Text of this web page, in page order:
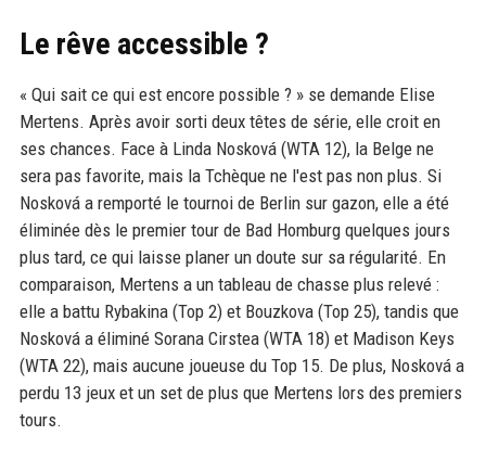
Le rêve accessible ?
« Qui sait ce qui est encore possible ? » se demande Elise
Mertens. Après avoir sorti deux têtes de série, elle croit en
ses chances. Face à Linda Nosková (WTA 12), la Belge ne
sera pas favorite, mais la Tchèque ne l'est pas non plus. Si
Nosková a remporté le tournoi de Berlin sur gazon, elle a été
éliminée dès le premier tour de Bad Homburg quelques jours
plus tard, ce qui laisse planer un doute sur sa régularité. En
comparaison, Mertens a un tableau de chasse plus relevé :
elle a battu Rybakina (Top 2) et Bouzkova (Top 25), tandis que
Nosková a éliminé Sorana Cirstea (WTA 18) et Madison Keys
(WTA 22), mais aucune joueuse du Top 15. De plus, Nosková a
perdu 13 jeux et un set de plus que Mertens lors des premiers
tours.